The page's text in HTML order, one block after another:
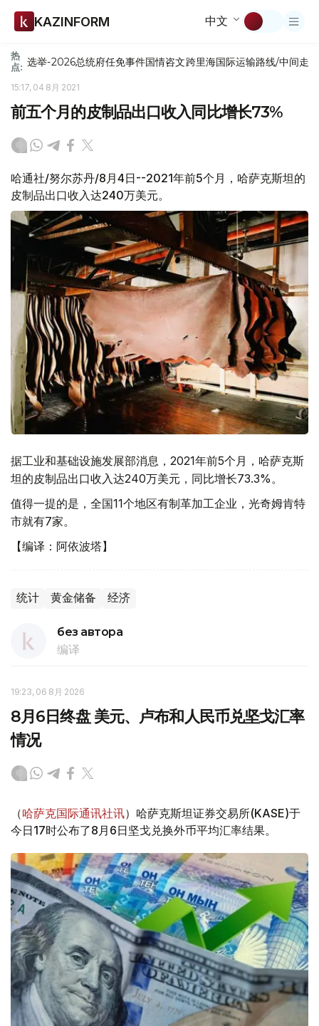
KAZINFORM 中文
热
点: 选举-2026总统府任免事件国情咨文跨里海国际运输路线/中间走廊
15:17, 04 8月 2021
前五个月的皮制品出口收入同比增长73%
哈通社/努尔苏丹/8月4日--2021年前5个月，哈萨克斯坦的
皮制品出口收入达240万美元。
据工业和基础设施发展部消息，2021年前5个月，哈萨克斯
坦的皮制品出口收入达240万美元，同比增长73.3%。
值得一提的是，全国11个地区有制革加工企业，光奇姆肯特
市就有7家。
【编译：阿依波塔】
统计 黄金储备 经济
без автора
编译
19:23, 06 8月 2026
8月6日终盘 美元、卢布和人民币兑坚戈汇率
情况
（哈萨克国际通讯社讯）哈萨克斯坦证券交易所(KASE)于
今日17时公布了8月6日坚戈兑换外币平均汇率结果。